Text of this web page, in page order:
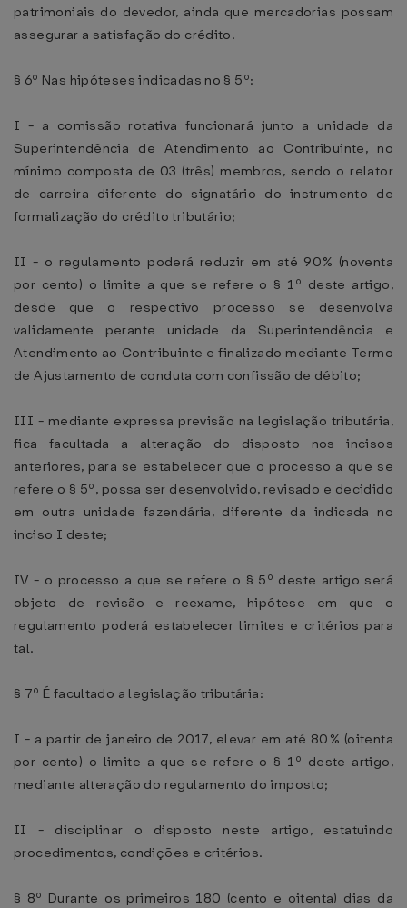
patrimoniais do devedor, ainda que mercadorias possam
assegurar a satisfação do crédito.
§ 6º Nas hipóteses indicadas no § 5º:
I - a comissão rotativa funcionará junto a unidade da
Superintendência de Atendimento ao Contribuinte, no
mínimo composta de 03 (três) membros, sendo o relator
de carreira diferente do signatário do instrumento de
formalização do crédito tributário;
II - o regulamento poderá reduzir em até 90% (noventa
por cento) o limite a que se refere o § 1º deste artigo,
desde que o respectivo processo se desenvolva
validamente perante unidade da Superintendência e
Atendimento ao Contribuinte e finalizado mediante Termo
de Ajustamento de conduta com confissão de débito;
III - mediante expressa previsão na legislação tributária,
fica facultada a alteração do disposto nos incisos
anteriores, para se estabelecer que o processo a que se
refere o § 5º, possa ser desenvolvido, revisado e decidido
em outra unidade fazendária, diferente da indicada no
inciso I deste;
IV - o processo a que se refere o § 5º deste artigo será
objeto de revisão e reexame, hipótese em que o
regulamento poderá estabelecer limites e critérios para
tal.
§ 7º É facultado a legislação tributária:
I - a partir de janeiro de 2017, elevar em até 80% (oitenta
por cento) o limite a que se refere o § 1º deste artigo,
mediante alteração do regulamento do imposto;
II - disciplinar o disposto neste artigo, estatuindo
procedimentos, condições e critérios.
§ 8º Durante os primeiros 180 (cento e oitenta) dias da